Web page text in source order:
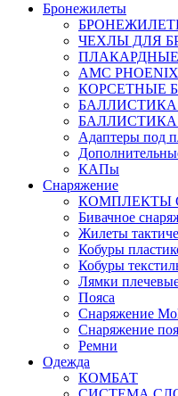
Бронежилеты
ЧЕХЛЫ ДЛЯ
АМС PHOENIX
КОРСЕТНЫЕ
БАЛЛИСТИКА
БАЛЛИСТИКА
Адаптеры под
КАПы
Снаряжение
КОМПЛЕКТЫ
Бивачное
Жилеты
Кобуры
Кобуры
Лямки
Пояса
Снаряжение
Снаряжение
Ремни
Одежда
КОМБАТ